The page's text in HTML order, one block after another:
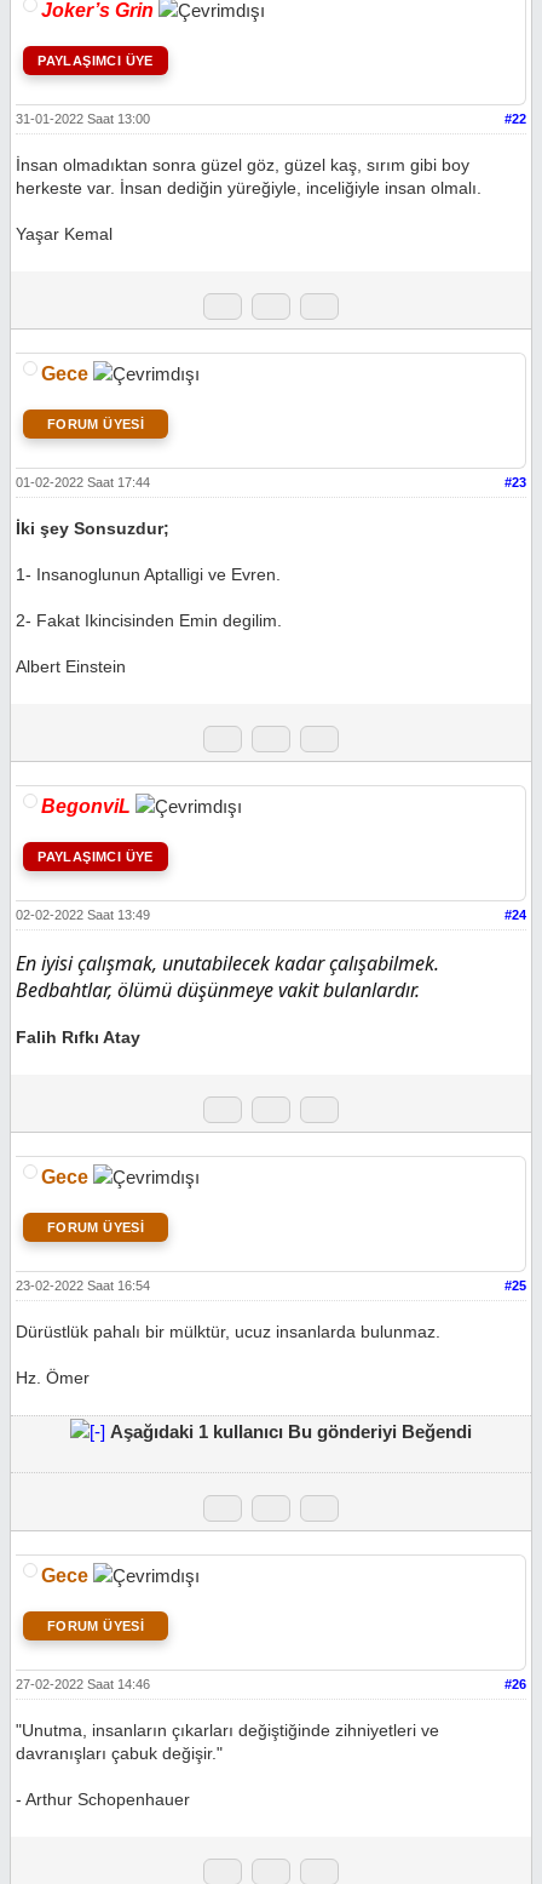
Joker’s Grin
PAYLAŞIMCI ÜYE
#22
31-01-2022 Saat 13:00
İnsan olmadıktan sonra güzel göz, güzel kaş, sırım gibi boy
herkeste var. İnsan dediğin yüreğiyle, inceliğiyle insan olmalı.
Yaşar Kemal
Gece
FORUM ÜYESİ
#23
01-02-2022 Saat 17:44
İki şey Sonsuzdur;
1- Insanoglunun Aptalligi ve Evren.
2- Fakat Ikincisinden Emin degilim.
Albert Einstein
BegonviL
PAYLAŞIMCI ÜYE
#24
02-02-2022 Saat 13:49
En iyisi çalışmak, unutabilecek kadar çalışabilmek.
Bedbahtlar, ölümü düşünmeye vakit bulanlardır.
Falih Rıfkı Atay
Gece
FORUM ÜYESİ
#25
23-02-2022 Saat 16:54
Dürüstlük pahalı bir mülktür, ucuz insanlarda bulunmaz.
Hz. Ömer
Aşağıdaki 1 kullanıcı Bu gönderiyi Beğendi
Gece
FORUM ÜYESİ
#26
27-02-2022 Saat 14:46
"Unutma, insanların çıkarları değiştiğinde zihniyetleri ve
davranışları çabuk değişir."
- Arthur Schopenhauer